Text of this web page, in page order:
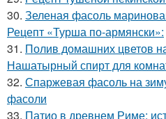
30. Зеленая фасоль
Рецепт «Турша по-армянски»:
31. Полив домашних цветов
Нашатырный спирт для
32. Спаржевая фасоль на
фасоли
33. Патио в древнем Риме: